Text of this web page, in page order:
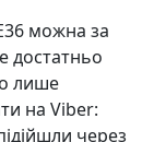
можна за
достатньо
лише
на Viber:
через